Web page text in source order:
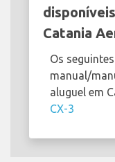
Catania
Os
manual/
aluguel em
CX-3